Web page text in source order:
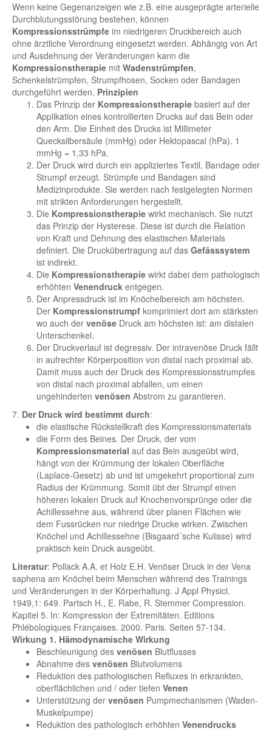
Wenn keine Gegenanzeigen wie z.B. eine ausgeprägte arterielle
Durchblutungsstörung bestehen, können
Kompressionsstrümpfe im niedrigeren Druckbereich auch
ohne ärztliche Verordnung eingesetzt werden. Abhängig von Art
und Ausdehnung der Veränderungen kann die
Kompressionstherapie mit Wadenstrümpfen,
Schenkelstrümpfen, Strumpfhosen, Socken oder Bandagen
durchgeführt werden. Prinzipien
Das Prinzip der Kompressionstherapie basiert auf der
Applikation eines kontrollierten Drucks auf das Bein oder
den Arm. Die Einheit des Drucks ist Millimeter
Quecksilbersäule (mmHg) oder Hektopascal (hPa). 1
mmHg = 1,33 hPa.
Der Druck wird durch ein appliziertes Textil, Bandage oder
Strumpf erzeugt. Strümpfe und Bandagen sind
Medizinprodukte. Sie werden nach festgelegten Normen
mit strikten Anforderungen hergestellt.
Die Kompressionstherapie wirkt mechanisch. Sie nutzt
das Prinzip der Hysterese. Diese ist durch die Relation
von Kraft und Dehnung des elastischen Materials
definiert. Die Druckübertragung auf das Gefässsystem
ist indirekt.
Die Kompressionstherapie wirkt dabei dem pathologisch
erhöhten Venendruck entgegen.
Der Anpressdruck ist im Knöchelbereich am höchsten.
Der Kompressionstrumpf komprimiert dort am stärksten
wo auch der venöse Druck am höchsten ist: am distalen
Unterschenkel.
Der Druckverlauf ist degressiv. Der intravenöse Druck fällt
in aufrechter Körperposition von distal nach proximal ab.
Damit muss auch der Druck des Kompressionsstrumpfes
von distal nach proximal abfallen, um einen
ungehinderten venösen Abstrom zu garantieren.
7. Der Druck wird bestimmt durch:
die elastische Rückstellkraft des Kompressionsmaterials
die Form des Beines. Der Druck, der vom
Kompressionsmaterial auf das Bein ausgeübt wird,
hängt von der Krümmung der lokalen Oberfläche
(Laplace-Gesetz) ab und ist umgekehrt proportional zum
Radius der Krümmung. Somit übt der Strumpf einen
höheren lokalen Druck auf Knochenvorsprünge oder die
Achillessehne aus, während über planen Flächen wie
dem Fussrücken nur niedrige Drucke wirken. Zwischen
Knöchel und Achillessehne (Bisgaard´sche Kulisse) wird
praktisch kein Druck ausgeübt.
Literatur: Pollack A.A. et Holz E.H. Venöser Druck in der Vena
saphena am Knöchel beim Menschen während des Trainings
und Veränderungen in der Körperhaltung. J Appl Physicl.
1949,1: 649. Partsch H., E. Rabe, R. Stemmer Compression.
Kapitel 5. In: Kompression der Extremitäten. Editions
Phlébologiques Françaises. 2000. Paris. Seiten 57-134.
Wirkung 1. Hämodynamische Wirkung
Beschleunigung des venösen Blutflusses
Abnahme des venösen Blutvolumens
Reduktion des pathologischen Refluxes in erkrankten,
oberflächlichen und / oder tiefen Venen
Unterstützung der venösen Pumpmechanismen (Waden-
Muskelpumpe)
Reduktion des pathologisch erhöhten Venendrucks